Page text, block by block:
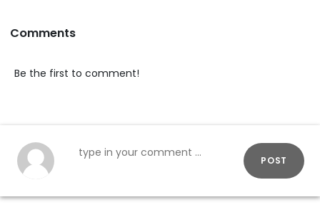
Comments
Be the first to comment!
POST